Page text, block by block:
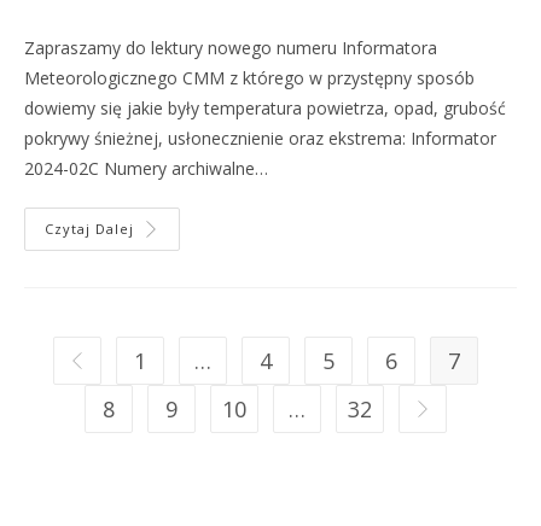
Zapraszamy do lektury nowego numeru Informatora
Meteorologicznego CMM z którego w przystępny sposób
dowiemy się jakie były temperatura powietrza, opad, grubość
pokrywy śnieżnej, usłonecznienie oraz ekstrema: Informator
2024-02C Numery archiwalne…
Czytaj Dalej
1 … 4 5 6
7
8
9 10 … 32